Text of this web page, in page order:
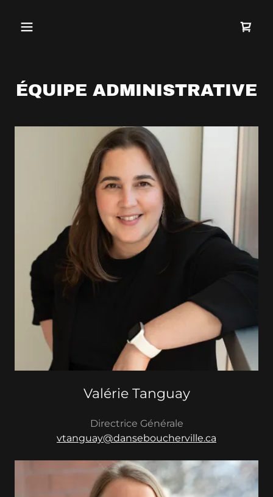
ÉQUIPE ADMINISTRATIVE
Valérie Tanguay
Directrice Générale
vtanguay@danseboucherville.ca